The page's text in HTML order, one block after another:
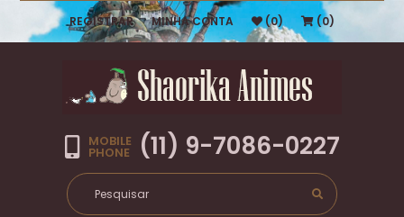
REGISTRAR MINHA CONTA (0) (0)
MOBILE
PHONE (11) 9-7086-0227